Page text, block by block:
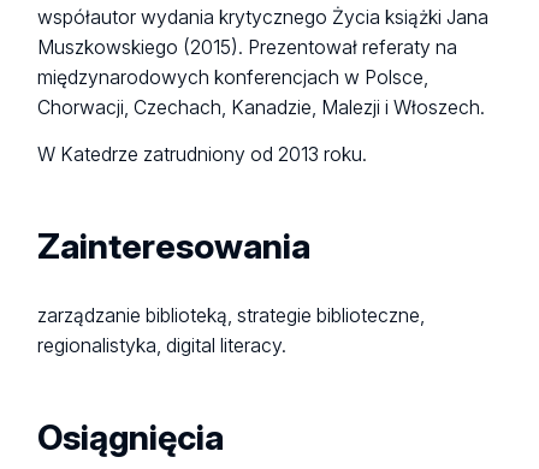
współautor wydania krytycznego Życia książki Jana
Muszkowskiego (2015). Prezentował referaty na
międzynarodowych konferencjach w Polsce,
Chorwacji, Czechach, Kanadzie, Malezji i Włoszech.
W Katedrze zatrudniony od 2013 roku.
Zainteresowania
zarządzanie biblioteką, strategie biblioteczne,
regionalistyka, digital literacy.
Osiągnięcia